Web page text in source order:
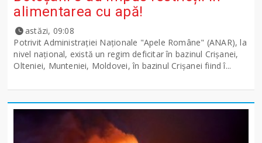
alimentarea cu apă!
astăzi, 09:08
Potrivit Administraţiei Naţionale "Apele Române" (ANAR), la
nivel naţional, există un regim deficitar în bazinul Crişanei,
Olteniei, Munteniei, Moldovei, în bazinul Crişanei fiind î...